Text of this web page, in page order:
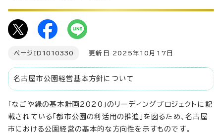
ページID 1010330 更新日 2025年10月17日
名古屋市公園経営基本方針について
「なごや緑の基本計画2020」のリーディングプロジェクトに記
載されている「都市公園の利活用の推進」を図るため、名古屋
市における公園経営の基本的な方向性を示すものです。